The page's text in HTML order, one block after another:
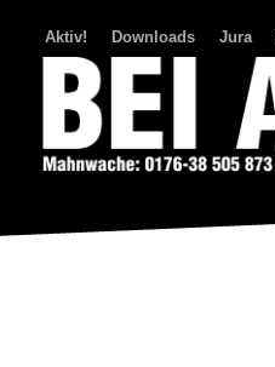
Aktiv! Downloads Jura